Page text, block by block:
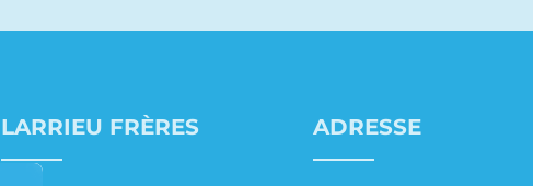
LARRIEU FRÈRES ADRESSE